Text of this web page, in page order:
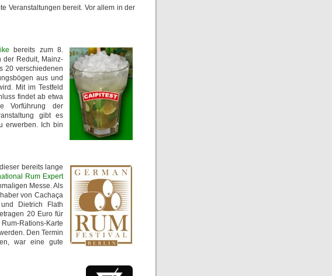
Veranstaltungen bereit. Vor allem in der
bereits zum 8.
der Reduit, Mainz-
20 verschiedenen
aus und
Mit im Testfeld
findet ab etwa
Vorführung der
gibt es
erwerben. Ich bin
bereits lange
Rum Expert
Messe. Als
von Cachaça
Dietrich Flath
20 Euro für
Rations-Karte
Den Termin
war eine gute